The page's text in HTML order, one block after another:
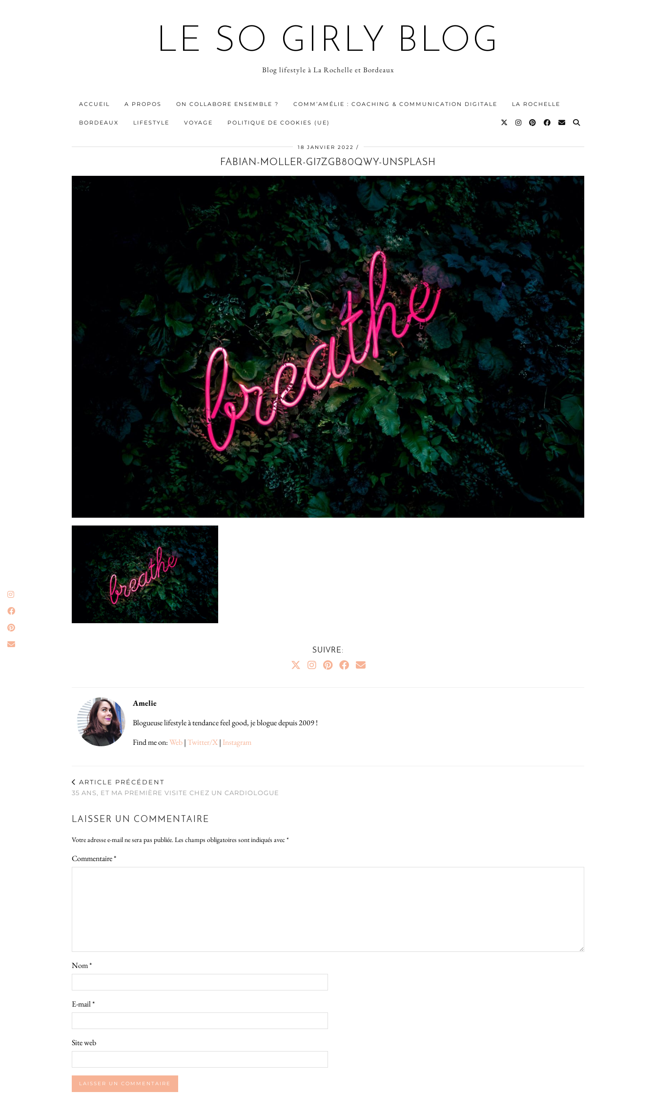
LE SO GIRLY BLOG
Blog lifestyle à La Rochelle et Bordeaux
ACCUEIL A PROPOS ON COLLABORE ENSEMBLE ? COMM’AMÉLIE : COACHING & COMMUNICATION DIGITALE LA ROCHELLE
BORDEAUX LIFESTYLE VOYAGE POLITIQUE DE COOKIES (UE)
18 JANVIER 2022
FABIAN-MOLLER-GI7ZGB80QWY-UNSPLASH
SUIVRE:
Amelie
Blogueuse lifestyle à tendance feel good, je blogue depuis 2009 !
Find me on:Web|Twitter/X| Instagram
ARTICLE PRÉCÉDENT
35 ANS, ET MA PREMIÈRE VISITE CHEZ UN CARDIOLOGUE
LAISSER UN COMMENTAIRE
Votre adresse e-mail ne sera pas publiée.Les champs obligatoires sont indiqués avec *
Commentaire*
Nom*
E-mail*
Site web